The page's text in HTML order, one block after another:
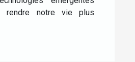
rendre notre vie plus